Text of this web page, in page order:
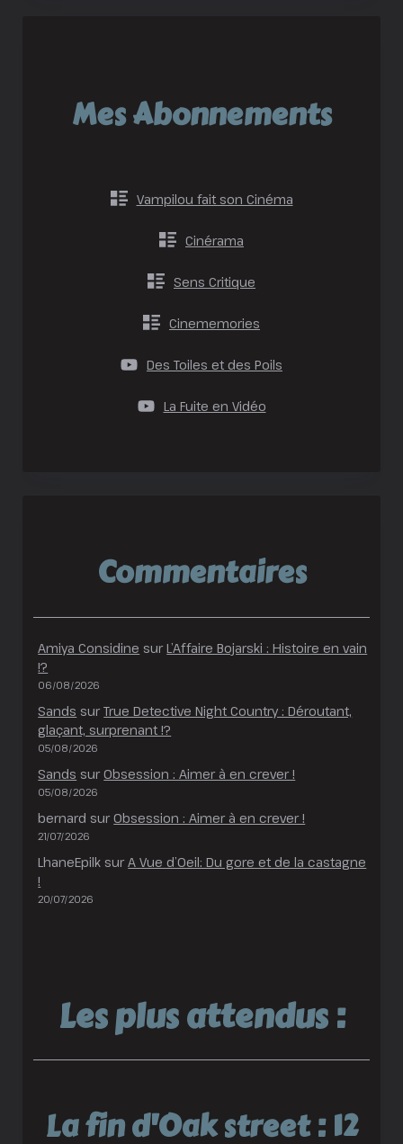
Mes Abonnements
Vampilou fait son Cinéma
Cinérama
Sens Critique
Cinememories
Des Toiles et des Poils
La Fuite en Vidéo
Commentaires
Amiya Considine surL’Affaire Bojarski : Histoire en vain
!?
06/08/2026
Sands surTrue Detective Night Country : Déroutant,
glaçant, surprenant !?
05/08/2026
Sands surObsession : Aimer à en crever !
05/08/2026
bernard surObsession : Aimer à en crever !
21/07/2026
LhaneEpilk surA Vue d’Oeil: Du gore et de la castagne
!
20/07/2026
Les plus attendus :
La fin d'Oak street : 12